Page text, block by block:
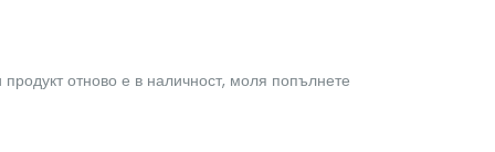
отново е в наличност, моля попълнете